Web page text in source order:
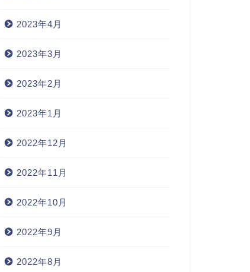
2023年4月
2023年3月
2023年2月
2023年1月
2022年12月
2022年11月
2022年10月
2022年9月
2022年8月